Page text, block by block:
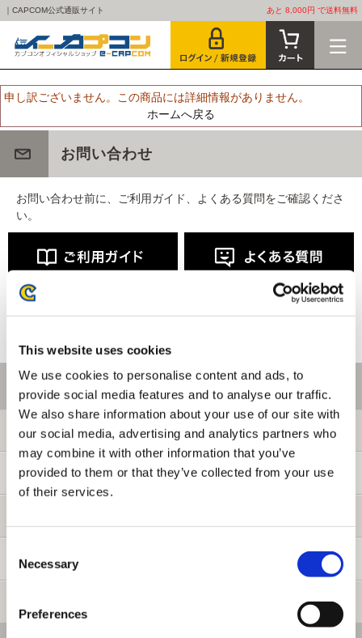
This website uses cookies
We use cookies to personalise content and ads, to
provide social media features and to analyse our traffic.
We also share information about your use of our site with
our social media, advertising and analytics partners who
may combine it with other information that you’ve
provided to them or that they’ve collected from your use
of their services.
Selection
Necessary
Preferences
｜CAPCOM公式通販サイト あと 8,000円 で送料無料
申し訳ございません。この商品には詳細情報がありません。
ホームへ戻る
お問い合わせ
お問い合わせ前に、ご利用ガイド、よくある質問をご確認くださ
い。
ご利用情報
初めての方へ
ご利用ガイド
お問い合わせ